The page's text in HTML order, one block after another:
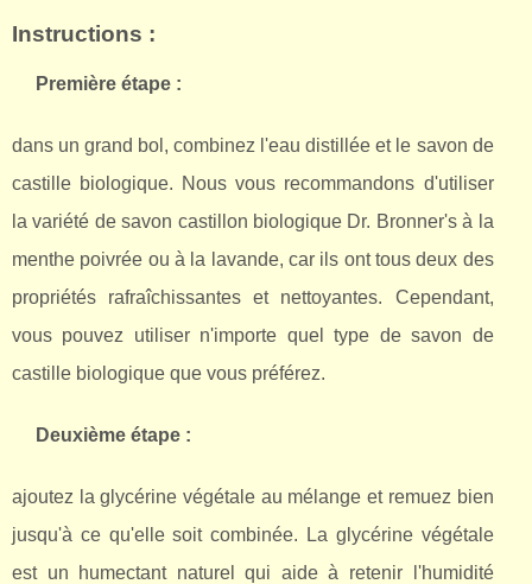
Instructions :
Première étape :
dans un grand bol, combinez l'eau distillée et le savon de
castille biologique. Nous vous recommandons d'utiliser
la variété de savon castillon biologique Dr. Bronner's à la
menthe poivrée ou à la lavande, car ils ont tous deux des
propriétés rafraîchissantes et nettoyantes. Cependant,
vous pouvez utiliser n'importe quel type de savon de
castille biologique que vous préférez.
Deuxième étape :
ajoutez la glycérine végétale au mélange et remuez bien
jusqu'à ce qu'elle soit combinée. La glycérine végétale
est un humectant naturel qui aide à retenir l'humidité